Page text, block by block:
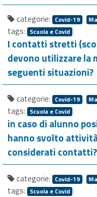
categorie: Covid-19
tags: Scuola e Covid
I contatti stretti
devono utilizzare la
seguenti situazioni?
categorie: Covid-19
tags: Scuola e Covid
in caso di alunno
hanno svolto
considerati contatti?
categorie: Covid-19
tags: Scuola e Covid